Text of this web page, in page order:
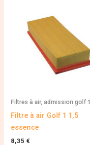
Filtres à air, admission golf 1
Filtre à air Golf 1 1,5
essence
8,35 €